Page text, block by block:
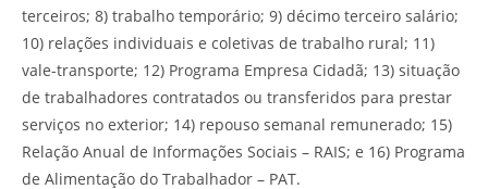
terceiros; 8) trabalho temporário; 9) décimo terceiro salário;
10) relações individuais e coletivas de trabalho rural; 11)
vale-transporte; 12) Programa Empresa Cidadã; 13) situação
de trabalhadores contratados ou transferidos para prestar
serviços no exterior; 14) repouso semanal remunerado; 15)
Relação Anual de Informações Sociais – RAIS; e 16) Programa
de Alimentação do Trabalhador – PAT.